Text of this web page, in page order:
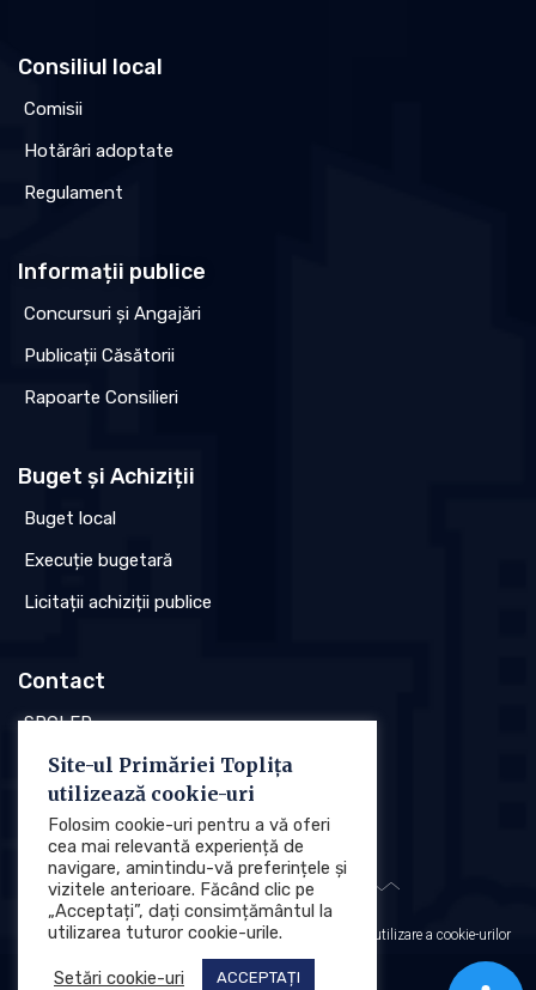
Consiliul local
Comisii
Hotărâri adoptate
Regulament
Informații publice
Concursuri și Angajări
Publicații Căsătorii
Rapoarte Consilieri
Buget și Achiziții
Buget local
Execuție bugetară
Licitații achiziții publice
Contact
SPCLEP
Stare civilă
Poliția locală
Protecția datelor cu caracter personal (GDPR) Politica de utilizare a cookie-urilor
Site-ul Primăriei Toplița
utilizează cookie-uri
Folosim cookie-uri pentru a vă oferi
cea mai relevantă experiență de
navigare, amintindu-vă preferințele și
vizitele anterioare. Făcând clic pe
„Acceptați”, dați consimțământul la
utilizarea tuturor cookie-urile.
Setări cookie-uri ACCEPTAȚI